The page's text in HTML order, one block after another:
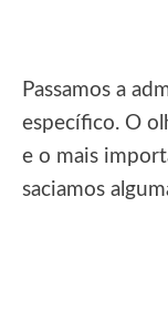
Passamos a
específico. O
e o mais
saciamos